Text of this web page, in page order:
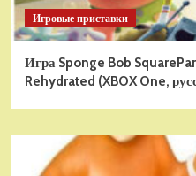
Игровые приставки
Игра Sponge Bob
Rehydrated (XBOX One,